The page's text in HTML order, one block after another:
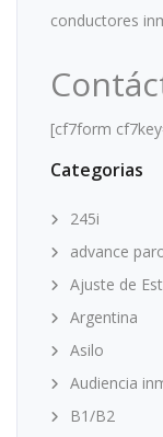
conductores
[cf7form
Categorias
245i
advance
Ajuste de
Argentina
Asilo
Audiencia
B1/B2